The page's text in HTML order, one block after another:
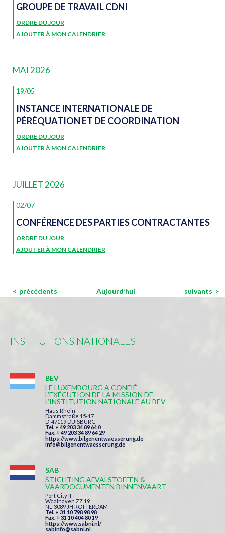
GROUPE DE TRAVAIL CDNI
ORDRE DU JOUR
AJOUTER À MON CALENDRIER
MAI 2026
19/05
INSTANCE INTERNATIONALE DE
PÉRÉQUATION ET DE COORDINATION
ORDRE DU JOUR
AJOUTER À MON CALENDRIER
JUILLET 2026
02/07
CONFÉRENCE DES PARTIES CONTRACTANTES
ORDRE DU JOUR
AJOUTER À MON CALENDRIER
Évènements
précédents Aujourd’hui Évènements
suivants
INSTITUTIONS NATIONALES
BEV
LE LUXEMBOURG A CONFIÉ
L’EXÉCUTION DE LA MISSION DE
L’INSTITUTION NATIONALE AU BEV
Haus Rhein
Dammstraße 15-17
D-47119 DUISBURG
Tel. + 49 203 34 89 64 0
Fax. + 49 203 34 89 64 29
https://www.bilgenentwaesserung.de
info@bilgenentwaesserung.de
SAB
STICHTING AFVALSTOFFEN &
VAARDOCUMENTEN BINNENVAART
Port City II
Waalhaven ZZ 19
NL-3089 JH ROTTERDAM
Tel. + 31 10 798 98 98
Fax. + 31 10 404 80 19
https://www.sabni.nl/
sabinfo@sabni.nl